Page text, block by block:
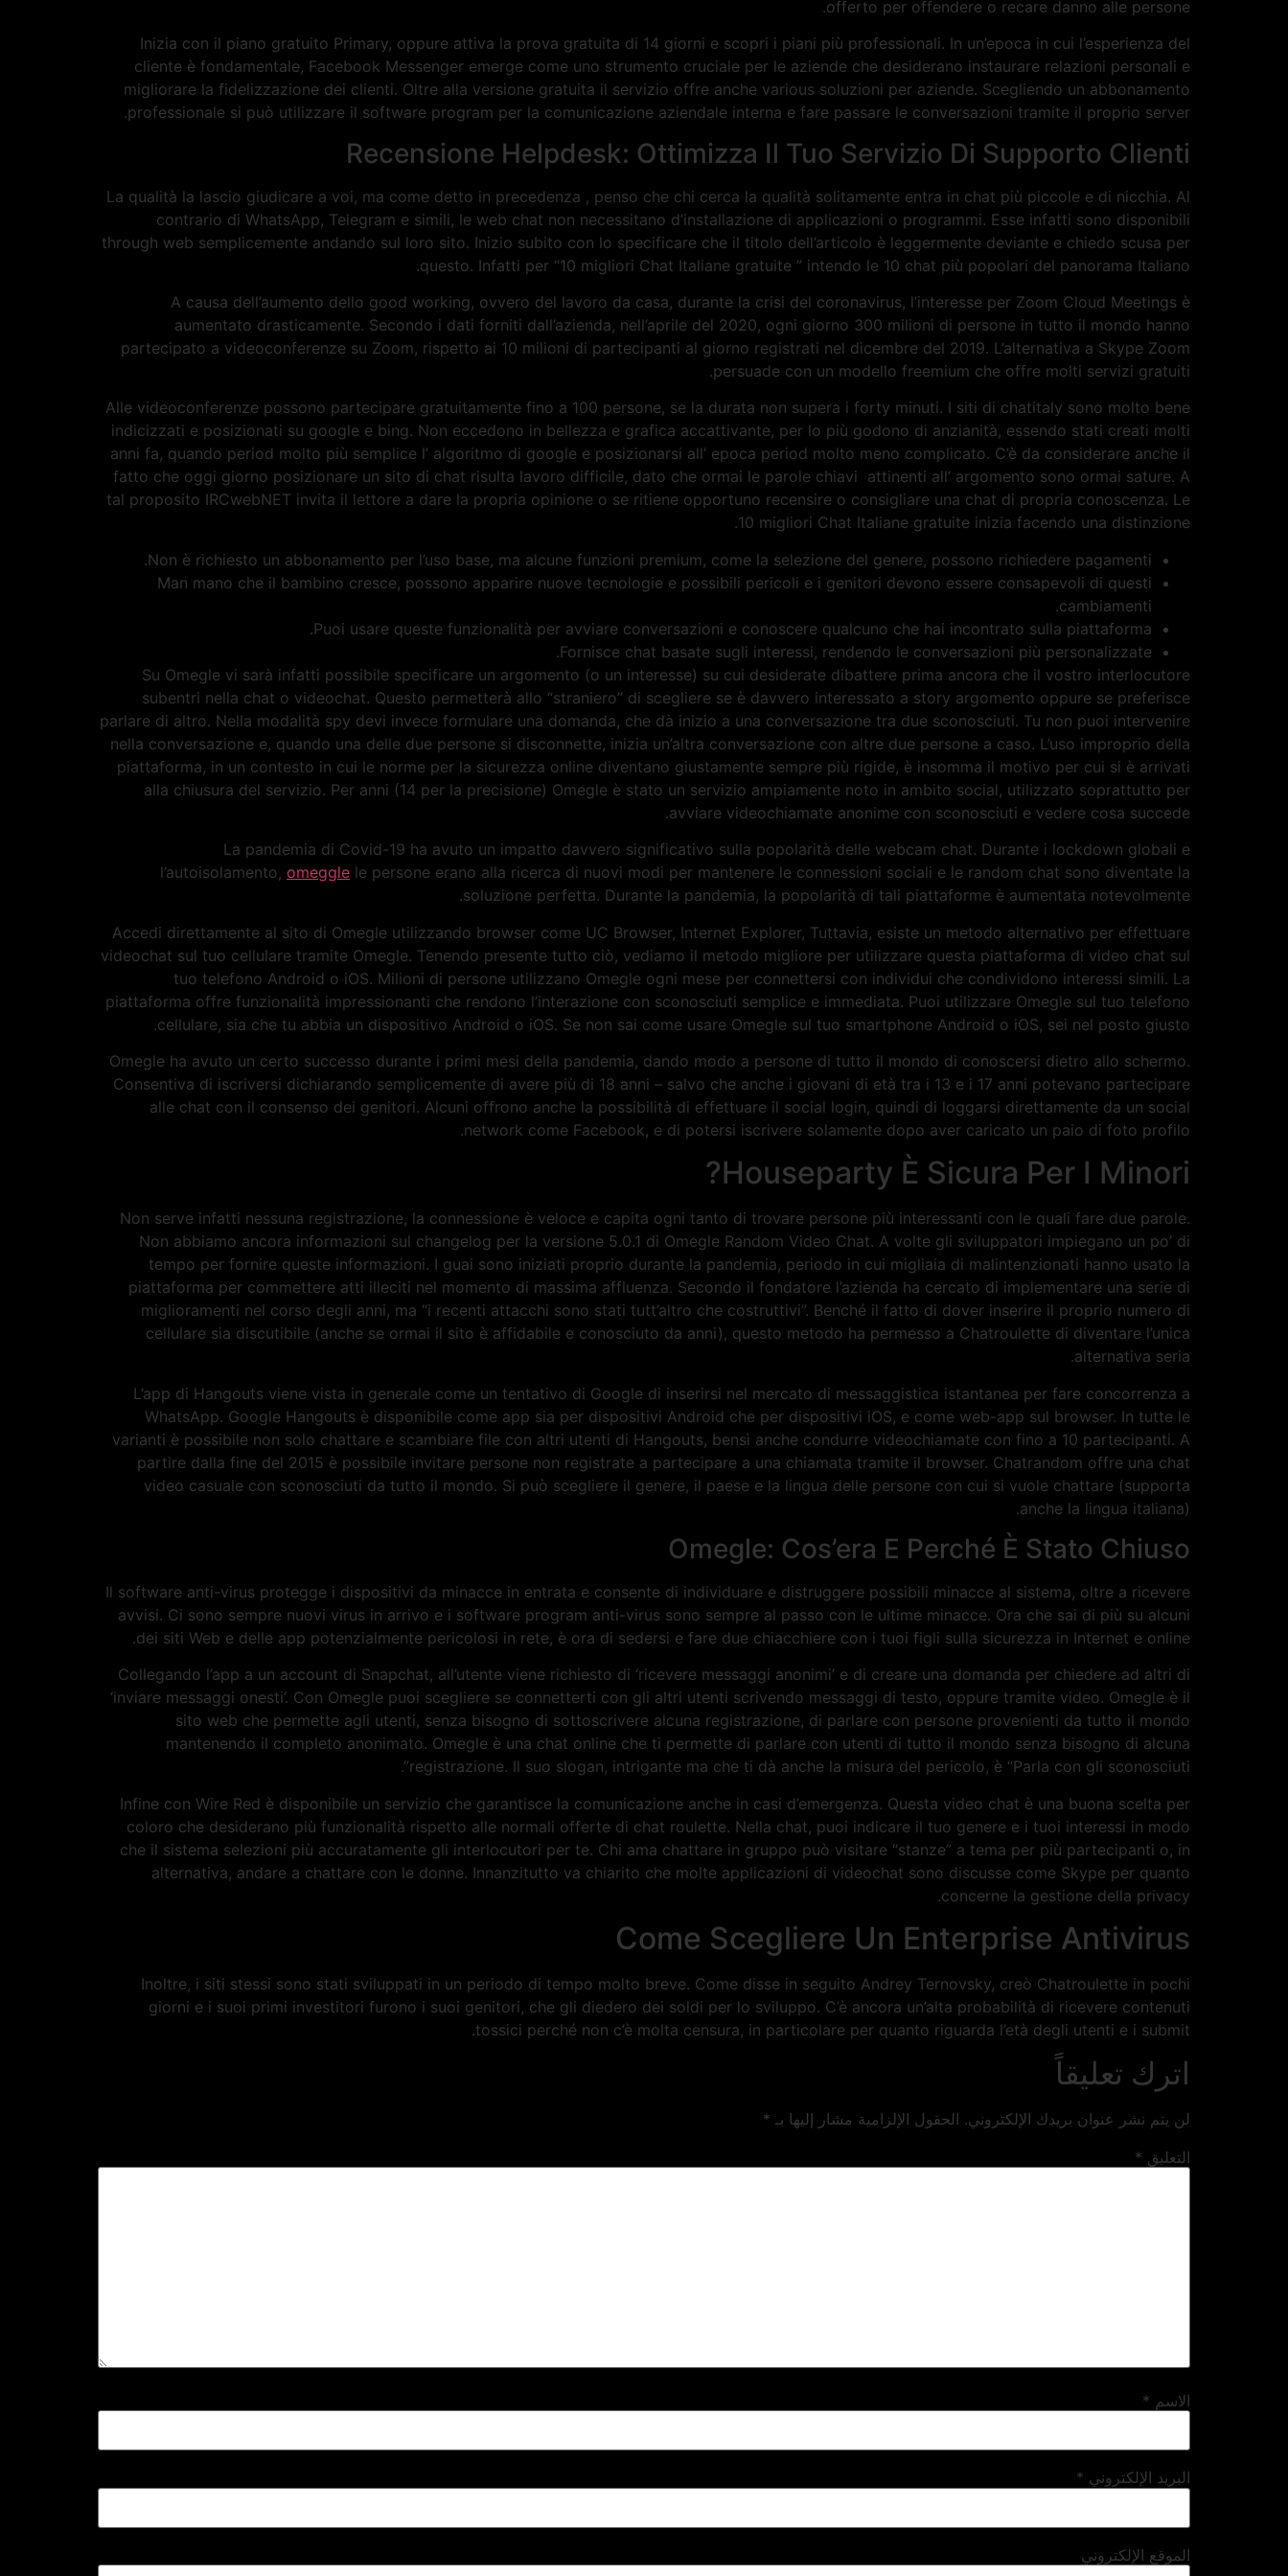
offerto per offendere o recare danno alle persone.
Inizia con il piano gratuito Primary, oppure attiva la prova gratuita di 14 giorni e scopri i piani più professionali. In un’epoca in cui l’esperienza del
cliente è fondamentale, Facebook Messenger emerge come uno strumento cruciale per le aziende che desiderano instaurare relazioni personali e
migliorare la fidelizzazione dei clienti. Oltre alla versione gratuita il servizio offre anche various soluzioni per aziende. Scegliendo un abbonamento
professionale si può utilizzare il software program per la comunicazione aziendale interna e fare passare le conversazioni tramite il proprio server.
Recensione Helpdesk: Ottimizza Il Tuo Servizio Di Supporto Clienti
La qualità la lascio giudicare a voi, ma come detto in precedenza , penso che chi cerca la qualità solitamente entra in chat più piccole e di nicchia. Al
contrario di WhatsApp, Telegram e simili, le web chat non necessitano d’installazione di applicazioni o programmi. Esse infatti sono disponibili
through web semplicemente andando sul loro sito. Inizio subito con lo specificare che il titolo dell’articolo è leggermente deviante e chiedo scusa per
questo. Infatti per “10 migliori Chat Italiane gratuite ” intendo le 10 chat più popolari del panorama Italiano.
A causa dell’aumento dello good working, ovvero del lavoro da casa, durante la crisi del coronavirus, l’interesse per Zoom Cloud Meetings è
aumentato drasticamente. Secondo i dati forniti dall’azienda, nell’aprile del 2020, ogni giorno 300 milioni di persone in tutto il mondo hanno
partecipato a videoconferenze su Zoom, rispetto ai 10 milioni di partecipanti al giorno registrati nel dicembre del 2019. L’alternativa a Skype Zoom
persuade con un modello freemium che offre molti servizi gratuiti.
Alle videoconferenze possono partecipare gratuitamente fino a 100 persone, se la durata non supera i forty minuti. I siti di chatitaly sono molto bene
indicizzati e posizionati su google e bing. Non eccedono in bellezza e grafica accattivante, per lo più godono di anzianità, essendo stati creati molti
anni fa, quando period molto più semplice l’ algoritmo di google e posizionarsi all’ epoca period molto meno complicato. C’è da considerare anche il
fatto che oggi giorno posizionare un sito di chat risulta lavoro difficile, dato che ormai le parole chiavi attinenti all’ argomento sono ormai sature. A
tal proposito IRCwebNET invita il lettore a dare la propria opinione o se ritiene opportuno recensire o consigliare una chat di propria conoscenza. Le
10 migliori Chat Italiane gratuite inizia facendo una distinzione.
Non è richiesto un abbonamento per l’uso base, ma alcune funzioni premium, come la selezione del genere, possono richiedere pagamenti.
Man mano che il bambino cresce, possono apparire nuove tecnologie e possibili pericoli e i genitori devono essere consapevoli di questi
cambiamenti.
Puoi usare queste funzionalità per avviare conversazioni e conoscere qualcuno che hai incontrato sulla piattaforma.
Fornisce chat basate sugli interessi, rendendo le conversazioni più personalizzate.
Su Omegle vi sarà infatti possibile specificare un argomento (o un interesse) su cui desiderate dibattere prima ancora che il vostro interlocutore
subentri nella chat o videochat. Questo permetterà allo “straniero” di scegliere se è davvero interessato a story argomento oppure se preferisce
parlare di altro. Nella modalità spy devi invece formulare una domanda, che dà inizio a una conversazione tra due sconosciuti. Tu non puoi intervenire
nella conversazione e, quando una delle due persone si disconnette, inizia un’altra conversazione con altre due persone a caso. L’uso improprio della
piattaforma, in un contesto in cui le norme per la sicurezza online diventano giustamente sempre più rigide, è insomma il motivo per cui si è arrivati
alla chiusura del servizio. Per anni (14 per la precisione) Omegle è stato un servizio ampiamente noto in ambito social, utilizzato soprattutto per
avviare videochiamate anonime con sconosciuti e vedere cosa succede.
La pandemia di Covid-19 ha avuto un impatto davvero significativo sulla popolarità delle webcam chat. Durante i lockdown globali e
l’autoisolamento, omeggle le persone erano alla ricerca di nuovi modi per mantenere le connessioni sociali e le random chat sono diventate la
soluzione perfetta. Durante la pandemia, la popolarità di tali piattaforme è aumentata notevolmente.
Accedi direttamente al sito di Omegle utilizzando browser come UC Browser, Internet Explorer, Tuttavia, esiste un metodo alternativo per effettuare
videochat sul tuo cellulare tramite Omegle. Tenendo presente tutto ciò, vediamo il metodo migliore per utilizzare questa piattaforma di video chat sul
tuo telefono Android o iOS. Milioni di persone utilizzano Omegle ogni mese per connettersi con individui che condividono interessi simili. La
piattaforma offre funzionalità impressionanti che rendono l’interazione con sconosciuti semplice e immediata. Puoi utilizzare Omegle sul tuo telefono
cellulare, sia che tu abbia un dispositivo Android o iOS. Se non sai come usare Omegle sul tuo smartphone Android o iOS, sei nel posto giusto.
Omegle ha avuto un certo successo durante i primi mesi della pandemia, dando modo a persone di tutto il mondo di conoscersi dietro allo schermo.
Consentiva di iscriversi dichiarando semplicemente di avere più di 18 anni – salvo che anche i giovani di età tra i 13 e i 17 anni potevano partecipare
alle chat con il consenso dei genitori. Alcuni offrono anche la possibilità di effettuare il social login, quindi di loggarsi direttamente da un social
network come Facebook, e di potersi iscrivere solamente dopo aver caricato un paio di foto profilo.
Houseparty È Sicura Per I Minori?
Non serve infatti nessuna registrazione, la connessione è veloce e capita ogni tanto di trovare persone più interessanti con le quali fare due parole.
Non abbiamo ancora informazioni sul changelog per la versione 5.0.1 di Omegle Random Video Chat. A volte gli sviluppatori impiegano un po’ di
tempo per fornire queste informazioni. I guai sono iniziati proprio durante la pandemia, periodo in cui migliaia di malintenzionati hanno usato la
piattaforma per commettere atti illeciti nel momento di massima affluenza. Secondo il fondatore l’azienda ha cercato di implementare una serie di
miglioramenti nel corso degli anni, ma “i recenti attacchi sono stati tutt’altro che costruttivi”. Benché il fatto di dover inserire il proprio numero di
cellulare sia discutibile (anche se ormai il sito è affidabile e conosciuto da anni), questo metodo ha permesso a Chatroulette di diventare l’unica
alternativa seria.
L’app di Hangouts viene vista in generale come un tentativo di Google di inserirsi nel mercato di messaggistica istantanea per fare concorrenza a
WhatsApp. Google Hangouts è disponibile come app sia per dispositivi Android che per dispositivi iOS, e come web-app sul browser. In tutte le
varianti è possibile non solo chattare e scambiare file con altri utenti di Hangouts, bensì anche condurre videochiamate con fino a 10 partecipanti. A
partire dalla fine del 2015 è possibile invitare persone non registrate a partecipare a una chiamata tramite il browser. Chatrandom offre una chat
video casuale con sconosciuti da tutto il mondo. Si può scegliere il genere, il paese e la lingua delle persone con cui si vuole chattare (supporta
anche la lingua italiana).
Omegle: Cos’era E Perché È Stato Chiuso
Il software anti-virus protegge i dispositivi da minacce in entrata e consente di individuare e distruggere possibili minacce al sistema, oltre a ricevere
avvisi. Ci sono sempre nuovi virus in arrivo e i software program anti-virus sono sempre al passo con le ultime minacce. Ora che sai di più su alcuni
dei siti Web e delle app potenzialmente pericolosi in rete, è ora di sedersi e fare due chiacchiere con i tuoi figli sulla sicurezza in Internet e online.
Collegando l’app a un account di Snapchat, all’utente viene richiesto di ‘ricevere messaggi anonimi’ e di creare una domanda per chiedere ad altri di
‘inviare messaggi onesti’. Con Omegle puoi scegliere se connetterti con gli altri utenti scrivendo messaggi di testo, oppure tramite video. Omegle è il
sito web che permette agli utenti, senza bisogno di sottoscrivere alcuna registrazione, di parlare con persone provenienti da tutto il mondo
mantenendo il completo anonimato. Omegle è una chat online che ti permette di parlare con utenti di tutto il mondo senza bisogno di alcuna
registrazione. Il suo slogan, intrigante ma che ti dà anche la misura del pericolo, è “Parla con gli sconosciuti”.
Infine con Wire Red è disponibile un servizio che garantisce la comunicazione anche in casi d’emergenza. Questa video chat è una buona scelta per
coloro che desiderano più funzionalità rispetto alle normali offerte di chat roulette. Nella chat, puoi indicare il tuo genere e i tuoi interessi in modo
che il sistema selezioni più accuratamente gli interlocutori per te. Chi ama chattare in gruppo può visitare “stanze” a tema per più partecipanti o, in
alternativa, andare a chattare con le donne. Innanzitutto va chiarito che molte applicazioni di videochat sono discusse come Skype per quanto
concerne la gestione della privacy.
Come Scegliere Un Enterprise Antivirus
Inoltre, i siti stessi sono stati sviluppati in un periodo di tempo molto breve. Come disse in seguito Andrey Ternovsky, creò Chatroulette in pochi
giorni e i suoi primi investitori furono i suoi genitori, che gli diedero dei soldi per lo sviluppo. C’è ancora un’alta probabilità di ricevere contenuti
tossici perché non c’è molta censura, in particolare per quanto riguarda l’età degli utenti e i submit.
اترك تعليقاً
لن يتم نشر عنوان بريدك الإلكتروني. الحقول الإلزامية مشار إليها بـ *
التعليق *
الاسم *
البريد الإلكتروني *
الموقع الإلكتروني